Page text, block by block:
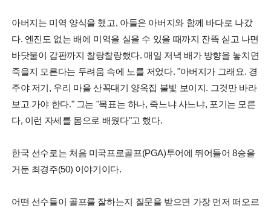
아버지는 미역 양식을 했고, 아들은 아버지와 함께 바다로 나갔
다. 엔진도 없는 배에 미역을 실을 수 있을 때까지 잔뜩 싣고 나면
바닷물이 갑판까지 찰랑찰랑했다. 매일 저녁 배가 방향을 놓치면
죽을지 모른다는 두려움 속에 노를 저었다. "아버지가 그래요. 경
주야 저기, 우리 마을 산꼭대기 양옥집 불빛 보이지. 그것만 바라
보고 가야 한다." 그는 "목표는 하나, 죽느냐 사느냐, 포기는 모른
다, 이런 자세를 몸으로 배웠다"고 했다.
한국 선수로는 처음 미국프로골프(PGA)투어에 뛰어들어 8승을
거둔 최경주(50) 이야기이다.
어떤 선수들이 골프를 잘하는지 질문을 받으면 가장 먼저 떠오르